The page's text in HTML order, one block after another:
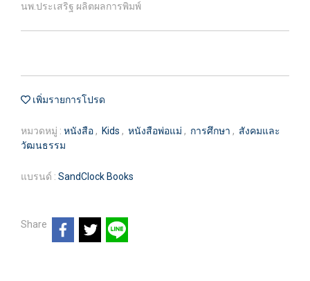
นพ.ประเสริฐ ผลิตผลการพิมพ์
เพิ่มรายการโปรด
หมวดหมู่ : หนังสือ , Kids , หนังสือพ่อแม่ , การศึกษา , สังคมและ
วัฒนธรรม
แบรนด์ : SandClock Books
Share